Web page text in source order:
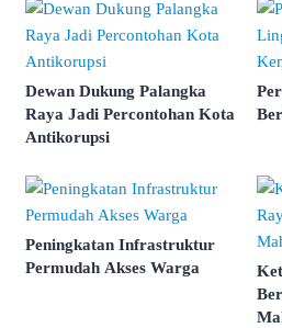
Dewan Dukung Palangka
Raya Jadi Percontohan Kota
Antikorupsi
Peningkatan Infrastruktur
Permudah Akses Warga